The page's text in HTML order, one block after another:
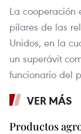
La cooperación
pilares de las
Unidos, en la
un superávit
funcionario del
VER MÁS
Productos